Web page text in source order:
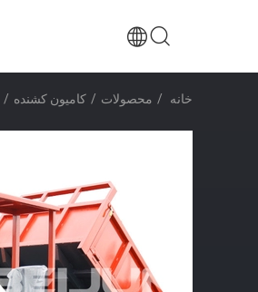
خانه / محصولات / کامیون کشنده /